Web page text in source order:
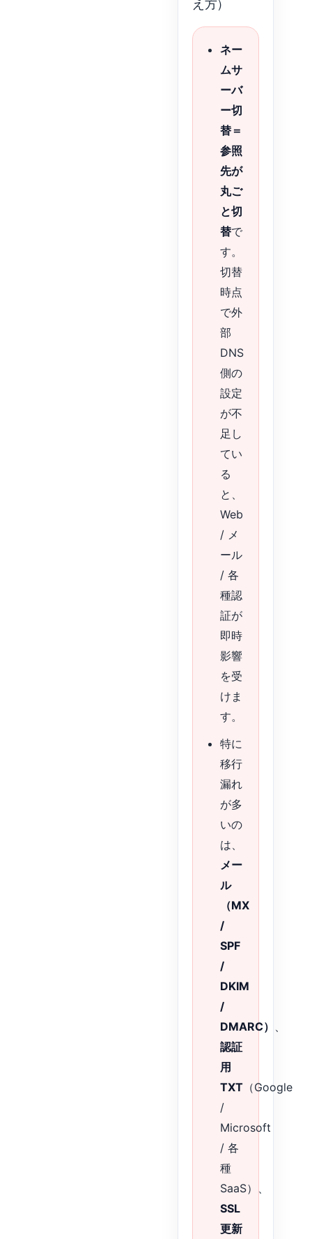
え方）
ネー
ムサ
ーバ
ー切
替＝
参照
先が
丸ご
と切
替で
す。
切替
時点
で外
部
DNS
側の
設定
が不
足し
てい
る
と、
Web
/ メ
ール
/ 各
種認
証が
即時
影響
を受
けま
す。
特に
移行
漏れ
が多
いの
は、
メー
ル
（MX
/
SPF
/
DKIM
/
DMARC） 、
認証
用
TXT （Google
/
Microsoft
/ 各
種
SaaS）、
SSL
更新